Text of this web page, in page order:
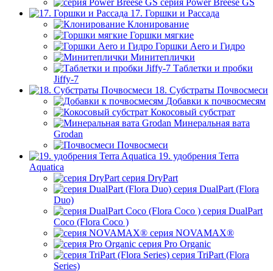
серия Power Breese GS
17. Горшки и Рассада
Клонирование
Горшки мягкие
Горшки Aero и Гидро
Минитеплички
Таблетки и пробки
Jiffy-7
18. Субстраты Почвосмеси
Добавки к почвосмесям
Кокосовый субстрат
Минеральная вата
Grodan
Почвосмеси
19. удобрения Terra
Aquatica
серия DryPart
серия DualPart (Flora
Duo)
серия DualPart
Coco (Flora Coco )
серия NOVAMAX®
серия Pro Organic
серия TriPart (Flora
Series)